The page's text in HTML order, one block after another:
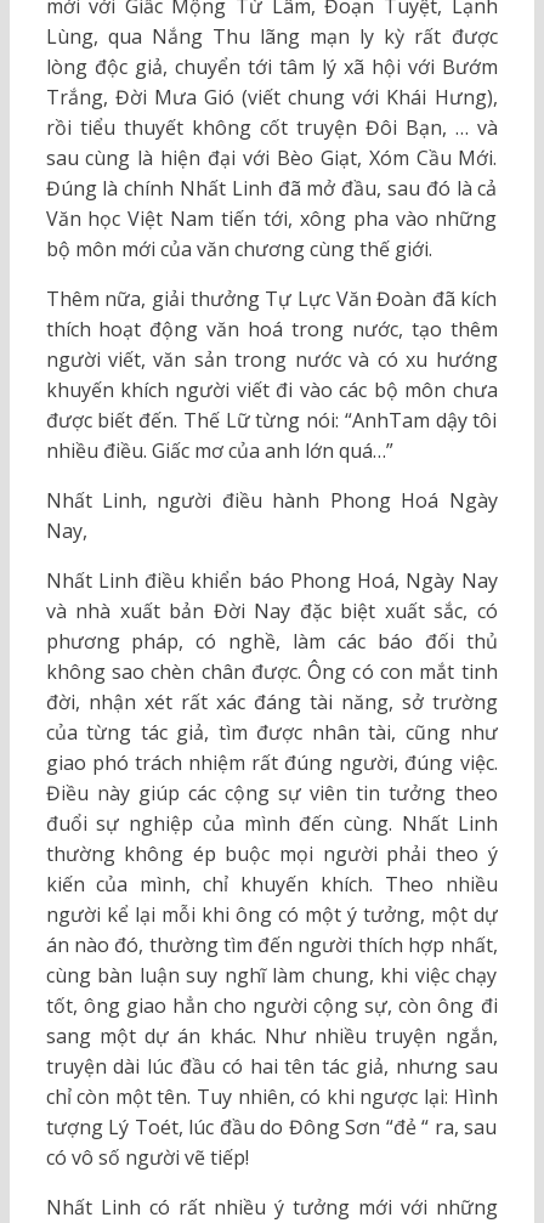
mới với Giấc Mộng Từ Lâm, Đoạn Tuyệt, Lạnh
Lùng, qua Nắng Thu lãng mạn ly kỳ rất được
lòng độc giả, chuyển tới tâm lý xã hội với Bướm
Trắng, Đời Mưa Gió (viết chung với Khái Hưng),
rồi tiểu thuyết không cốt truyện Đôi Bạn, … và
sau cùng là hiện đại với Bèo Giạt, Xóm Cầu Mới.
Đúng là chính Nhất Linh đã mở đầu, sau đó là cả
Văn học Việt Nam tiến tới, xông pha vào những
bộ môn mới của văn chương cùng thế giới.
Thêm nữa, giải thưởng Tự Lực Văn Đoàn đã kích
thích hoạt động văn hoá trong nước, tạo thêm
người viết, văn sản trong nước và có xu hướng
khuyến khích người viết đi vào các bộ môn chưa
được biết đến. Thế Lữ từng nói: “AnhTam dậy tôi
nhiều điều. Giấc mơ của anh lớn quá…”
Nhất Linh, người điều hành Phong Hoá Ngày
Nay,
Nhất Linh điều khiển báo Phong Hoá, Ngày Nay
và nhà xuất bản Đời Nay đặc biệt xuất sắc, có
phương pháp, có nghề, làm các báo đối thủ
không sao chèn chân được. Ông có con mắt tinh
đời, nhận xét rất xác đáng tài năng, sở trường
của từng tác giả, tìm được nhân tài, cũng như
giao phó trách nhiệm rất đúng người, đúng việc.
Điều này giúp các cộng sự viên tin tưởng theo
đuổi sự nghiệp của mình đến cùng. Nhất Linh
thường không ép buộc mọi người phải theo ý
kiến của mình, chỉ khuyến khích. Theo nhiều
người kể lại mỗi khi ông có một ý tưởng, một dự
án nào đó, thường tìm đến người thích hợp nhất,
cùng bàn luận suy nghĩ làm chung, khi việc chạy
tốt, ông giao hẳn cho người cộng sự, còn ông đi
sang một dự án khác. Như nhiều truyện ngắn,
truyện dài lúc đầu có hai tên tác giả, nhưng sau
chỉ còn một tên. Tuy nhiên, có khi ngược lại: Hình
tượng Lý Toét, lúc đầu do Đông Sơn “đẻ “ ra, sau
có vô số người vẽ tiếp!
Nhất Linh có rất nhiều ý tưởng mới với những